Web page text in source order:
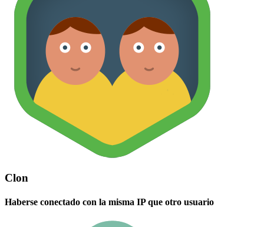
Clon
Haberse conectado con la misma IP que otro usuario